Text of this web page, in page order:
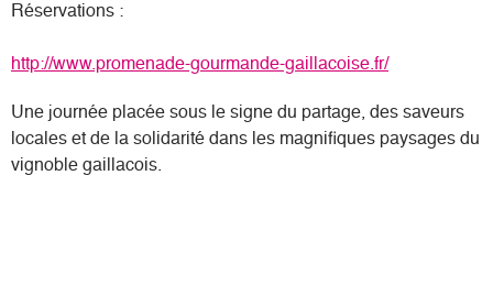
Réservations :
http://www.promenade-gourmande-gaillacoise.fr/
Une journée placée sous le signe du partage, des saveurs
locales et de la solidarité dans les magnifiques paysages du
vignoble gaillacois.